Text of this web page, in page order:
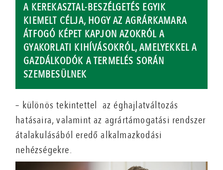
A KEREKASZTAL-BESZÉLGETÉS EGYIK
KIEMELT CÉLJA, HOGY AZ AGRÁRKAMARA
ÁTFOGÓ KÉPET KAPJON AZOKRÓL A
GYAKORLATI KIHÍVÁSOKRÓL, AMELYEKKEL A
GAZDÁLKODÓK A TERMELÉS SORÁN
SZEMBESÜLNEK
– különös tekintettel az éghajlatváltozás
hatásaira, valamint az agrártámogatási rendszer
átalakulásából eredő alkalmazkodási
nehézségekre.